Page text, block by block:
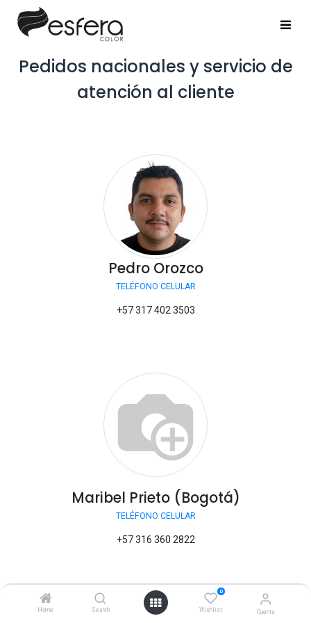
Home Search
0
Wishlist Cuenta
Pedidos nacionales y servicio de
atención al cliente
Pedro Orozco
TELÉFONO CELULAR
+57 317 402 3503
Maribel Prieto (Bogotá)
TELÉFONO CELULAR
+57 316 360 2822
Asesoría Comercial Especializada